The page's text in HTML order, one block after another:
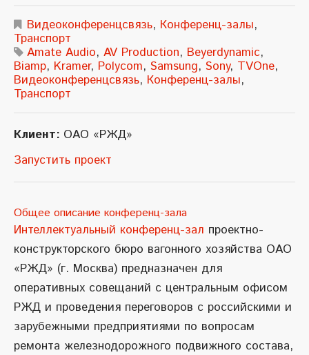
Видеоконференцсвязь, Конференц-залы,
Транспорт
Amate Audio, AV Production, Beyerdynamic,
Biamp, Kramer, Polycom, Samsung, Sony, TVOne,
Видеоконференцсвязь, Конференц-залы,
Транспорт
Клиент: ОАО «РЖД»
Запустить проект
Общее описание конференц-зала
Интеллектуальный конференц-зал проектно-
конструкторского бюро вагонного хозяйства ОАО
«РЖД» (г. Москва) предназначен для
оперативных совещаний с центральным офисом
РЖД и проведения переговоров с российскими и
зарубежными предприятиями по вопросам
ремонта железнодорожного подвижного состава,